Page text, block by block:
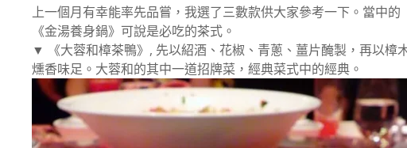
上一個月有幸能率先品嘗，我選了三數款供大家參考一下。當中
《金湯養身鍋》可說是必吃的茶式。
▼ 《大蓉和樟茶鴨》, 先以紹酒、花椒、青蔥、薑片醃製，再以樟
燻香味足。大蓉和的其中一道招牌菜，經典菜式中的經典。